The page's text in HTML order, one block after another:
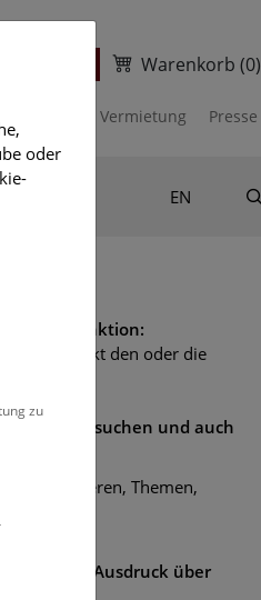
Warenkorb (0)
Vermietung Presse
EN
zur Suchfunktion:
liefert exakt den oder die
suchen und auch
thematisieren, Themen,
exakten Ausdruck über
oder
zu